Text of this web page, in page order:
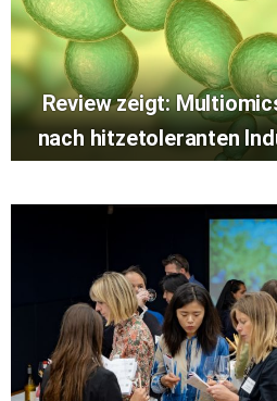
Review zeigt:
nach hitzetoleranten